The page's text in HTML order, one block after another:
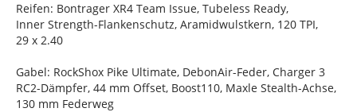
Reifen: Bontrager XR4 Team Issue, Tubeless Ready,
Inner Strength-Flankenschutz, Aramidwulstkern, 120 TPI,
29 x 2.40
Gabel: RockShox Pike Ultimate, DebonAir-Feder, Charger 3
RC2-Dämpfer, 44 mm Offset, Boost110, Maxle Stealth-Achse,
130 mm Federweg